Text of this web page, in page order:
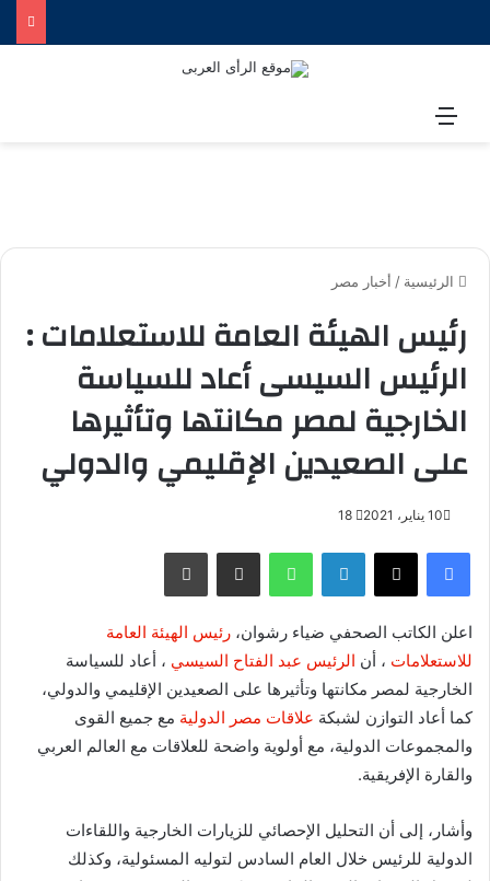
القائمة
الرئيسية / أخبار مصر
رئيس الهيئة العامة للاستعلامات :
الرئيس السيسى أعاد للسياسة
الخارجية لمصر مكانتها وتأثيرها
على الصعيدين الإقليمي والدولي
10 يناير، 2021
فيسبوك X لينكدإن واتساب مشاركة عبر البريد طباعة
اعلن الكاتب الصحفي ضياء رشوان، رئيس الهيئة العامة
للاستعلامات ، أن الرئيس عبد الفتاح السيسي ، أعاد للسياسة
الخارجية لمصر مكانتها وتأثيرها على الصعيدين الإقليمي والدولي،
كما أعاد التوازن لشبكة علاقات مصر الدولية مع جميع القوى
والمجموعات الدولية، مع أولوية واضحة للعلاقات مع العالم العربي
والقارة الإفريقية.
وأشار، إلى أن التحليل الإحصائي للزيارات الخارجية واللقاءات
الدولية للرئيس خلال العام السادس لتوليه المسئولية، وكذلك